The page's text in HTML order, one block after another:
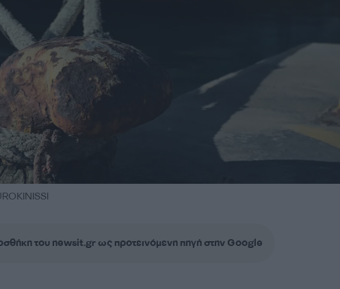
του newsit.gr ως προτεινόμενη πηγή στην Google